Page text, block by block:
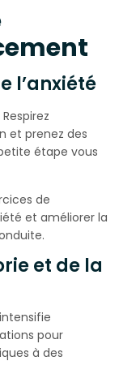
l’anxiété
et prenez des
étape vous
de
et améliorer la
et de la
pour
à des